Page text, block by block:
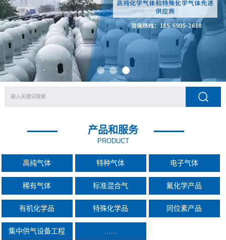
产品和服务
PRODUCT
高纯气体 特种气体 电子气体
稀有气体 标准混合气 氟化学产品
有机化学品 特殊化学品 同位素产品
集中供气设备工程 ......